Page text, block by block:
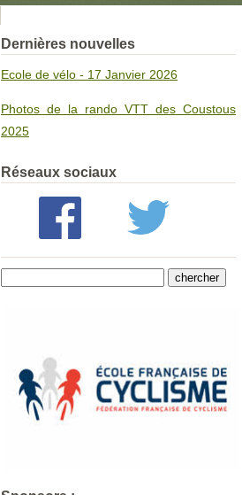
Dernières nouvelles
Ecole de vélo - 17 Janvier 2026
Photos de la rando VTT des Coustous
2025
Réseaux sociaux